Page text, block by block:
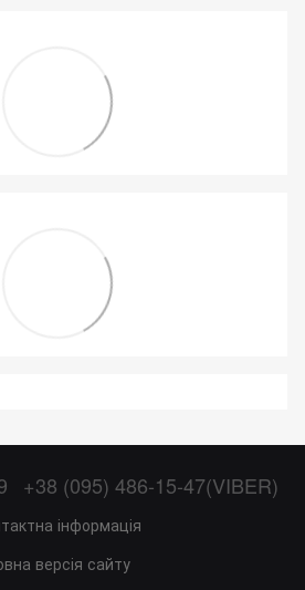
+38 (095) 486-15-47(VIBER)
інформація
версія сайту